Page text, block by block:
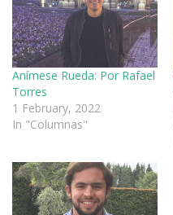
Anímese Rueda: Por Rafael
Torres
1 February, 2022
In "Columnas"